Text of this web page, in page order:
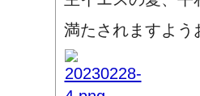
満たされますよう